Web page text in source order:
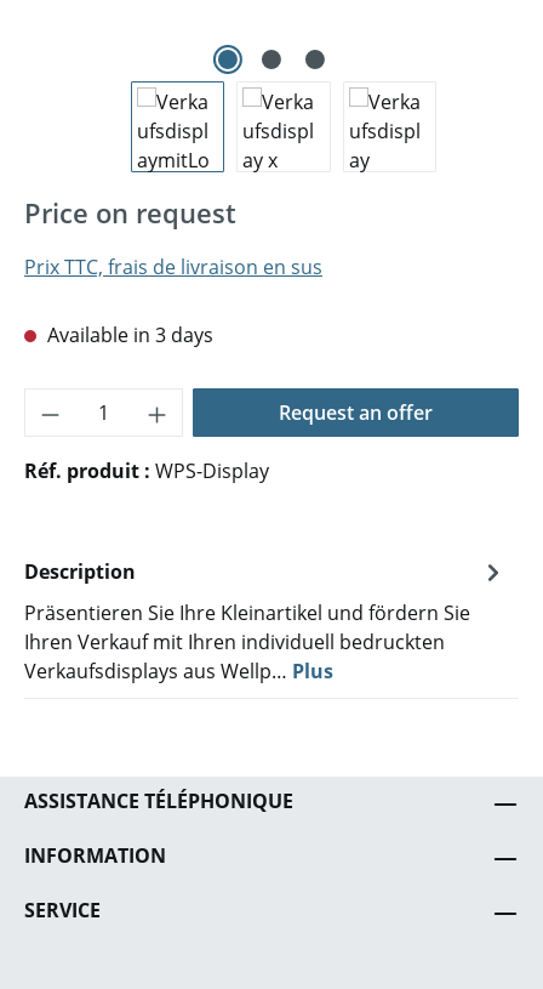
Price on request
Prix TTC, frais de livraison en sus
Available in 3 days
Quantité de produit : Entrez la
Request an offer
Réf. produit : WPS-Display
Description
Präsentieren Sie Ihre Kleinartikel und fördern Sie
Ihren Verkauf mit Ihren individuell bedruckten
Verkaufsdisplays aus Wellp… Plus
ASSISTANCE TÉLÉPHONIQUE
INFORMATION
SERVICE